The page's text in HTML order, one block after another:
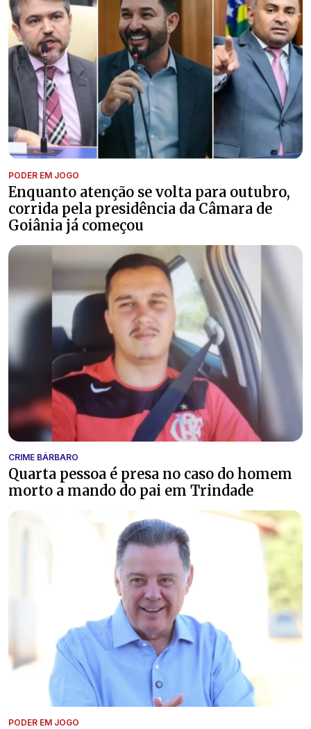
PODER EM JOGO
Enquanto atenção se volta para outubro,
corrida pela presidência da Câmara de
Goiânia já começou
CRIME BÁRBARO
Quarta pessoa é presa no caso do homem
morto a mando do pai em Trindade
PODER EM JOGO